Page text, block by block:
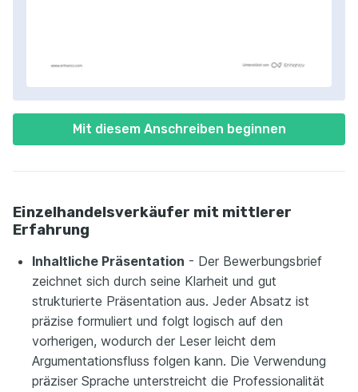
Mit diesem Anschreiben beginnen
Einzelhandelsverkäufer mit mittlerer
Erfahrung
Inhaltliche Präsentation - Der Bewerbungsbrief
zeichnet sich durch seine Klarheit und gut
strukturierte Präsentation aus. Jeder Absatz ist
präzise formuliert und folgt logisch auf den
vorherigen, wodurch der Leser leicht dem
Argumentationsfluss folgen kann. Die Verwendung
präziser Sprache unterstreicht die Professionalität